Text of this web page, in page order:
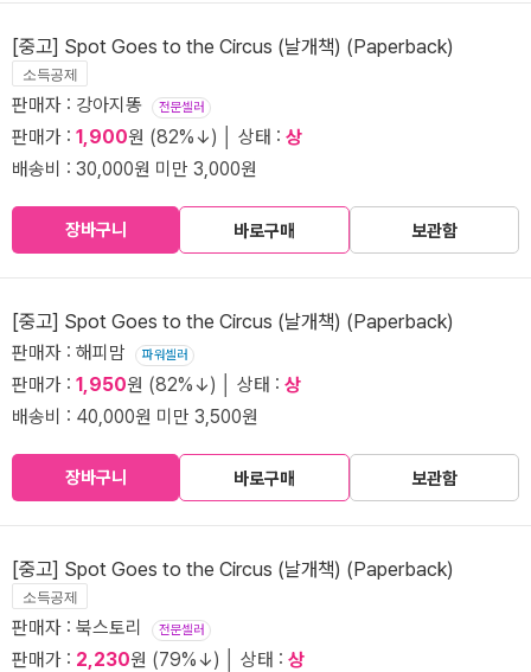
[중고] Spot Goes to the Circus (날개책) (Paperback)
소득공제
판매자 : 강아지똥 전문셀러
판매가 : 1,900원 (82%↓) │ 상태 : 상
배송비 : 30,000원 미만 3,000원
장바구니 바로구매 보관함
[중고] Spot Goes to the Circus (날개책) (Paperback)
판매자 : 해피맘 파워셀러
판매가 : 1,950원 (82%↓) │ 상태 : 상
배송비 : 40,000원 미만 3,500원
장바구니 바로구매 보관함
[중고] Spot Goes to the Circus (날개책) (Paperback)
소득공제
판매자 : 북스토리 전문셀러
판매가 : 2,230원 (79%↓) │ 상태 : 상